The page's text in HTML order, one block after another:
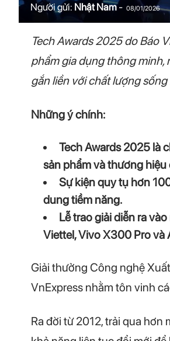
Người gửi: Nhật Nam- 08/01/2026
Tech Awards 2025 do Báo
phẩm gia dụng thông minh,
gắn liền với chất lượng
Những ý chính:
Tech Awards 2025 là
sản phẩm và thương
Sự kiện quy tụ hơn
dung tiềm năng.
Lễ trao giải diễn ra
Viettel, Vivo X300 Pro và
Giải thưởng Công nghệ
VnExpress nhằm tôn vinh
Ra đời từ 2012, trải qua